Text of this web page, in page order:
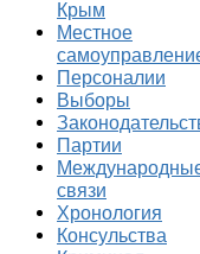
Крым
Местное
Персоналии
Выборы
Партии
связи
Хронология
Консульства